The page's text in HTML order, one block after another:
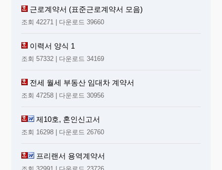
근로계약서 (표준근로계약서 모음)
조회 42271 | 다운로드 39660
이력서 양식 1
조회 57332 | 다운로드 34169
전세 월세 부동산 임대차 계약서
조회 47258 | 다운로드 30956
제10호, 혼인신고서
조회 16298 | 다운로드 26760
프리랜서 용역계약서
조회 32991 | 다운로드 23726